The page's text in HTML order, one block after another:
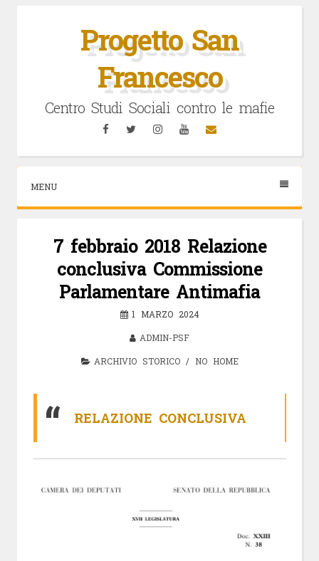
Progetto San
Francesco
Centro Studi Sociali contro le mafie
FacebookTwitterInstagramYouTubeEmail
MENU
7 febbraio 2018 Relazione
conclusiva Commissione
Parlamentare Antimafia
1 MARZO 2024
ADMIN-PSF
ARCHIVIO STORICO/ NO HOME
RELAZIONE CONCLUSIVA